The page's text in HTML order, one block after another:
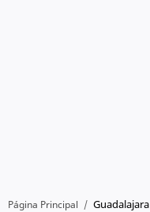
Página Principal Guadalajara